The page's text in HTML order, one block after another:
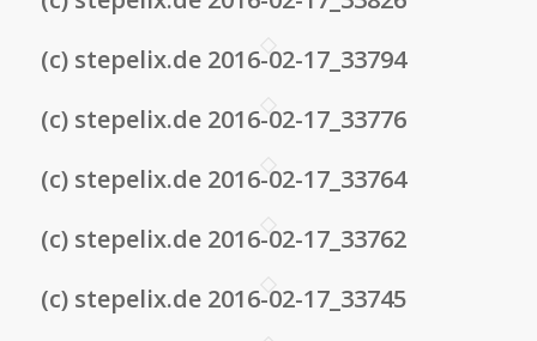
(c) stepelix.de 2016-02-17_33794
(c) stepelix.de 2016-02-17_33776
(c) stepelix.de 2016-02-17_33764
(c) stepelix.de 2016-02-17_33762
(c) stepelix.de 2016-02-17_33745